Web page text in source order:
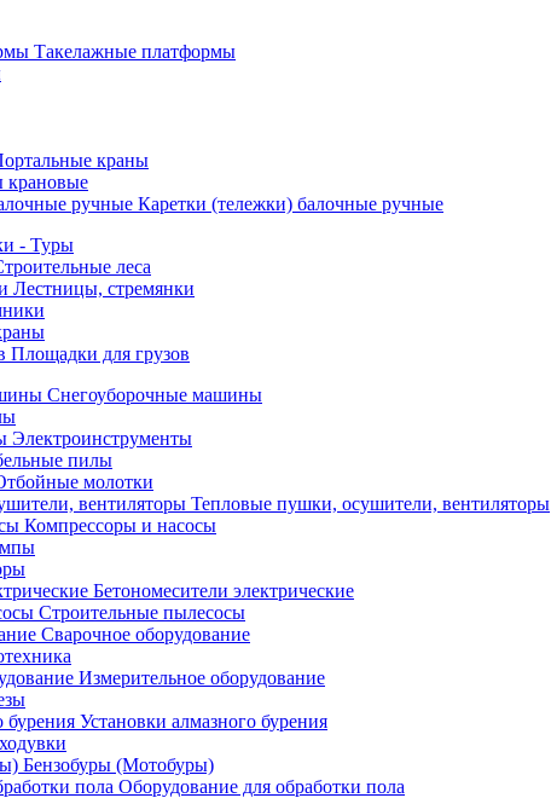
Такелажные платформы
краны
крановые
Каретки (тележки) балочные ручные
- Туры
леса
Лестницы, стремянки
Площадки для грузов
Снегоуборочные машины
Электроинструменты
пилы
молотки
Тепловые пушки, осушители, вентиляторы
Компрессоры и насосы
Бетономесители электрические
Строительные пылесосы
Сварочное оборудование
Измерительное оборудование
Установки алмазного бурения
Бензобуры (Мотобуры)
Оборудование для обработки пола